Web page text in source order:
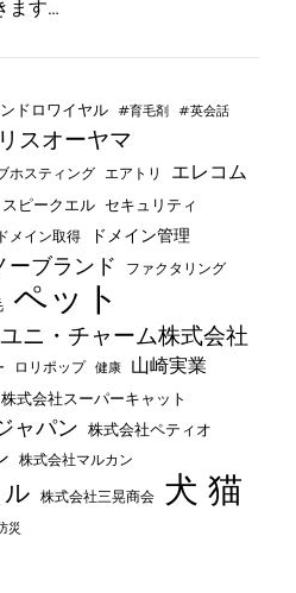
ます…
ドロワイヤル #育毛剤 #英会話
スオーヤマ
ホスティング エアトリ エレコム
スピークエル セキュリティ
ドメイン取得 ドメイン管理
ーブランド ファクタリング
ペット
ユニ・チャーム株式会社
ロリポップ 健康 山崎実業
株式会社スーパーキャット
ャパン 株式会社ペティオ
株式会社マルカン
株式会社三晃商会 犬 猫
災